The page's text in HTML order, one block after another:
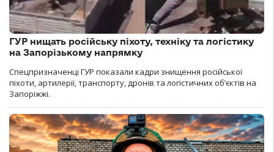
ГУР нищать російську піхоту, техніку та логістику
на Запорізькому напрямку
Спецпризначенці ГУР показали кадри знищення російської
піхоти, артилерії, транспорту, дронів та логістичних об’єктів на
Запоріжжі.